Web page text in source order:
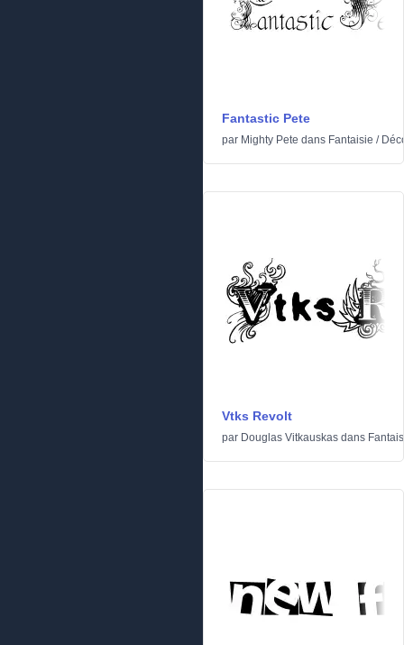
Fantastic Pete
par Mighty Pete dans Fantaisie /
Vtks Revolt
par Douglas Vitkauskas dans